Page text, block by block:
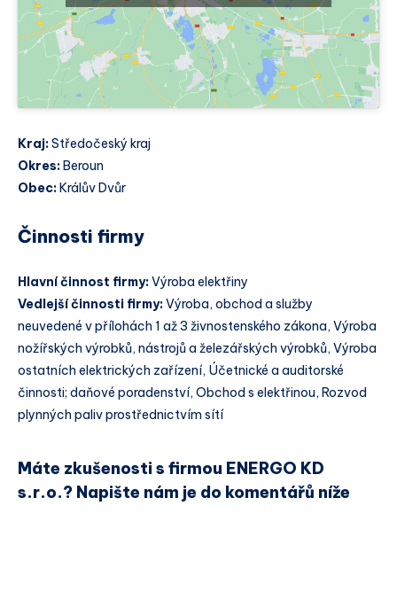
Kraj:Středočeský kraj
Okres: Beroun
Obec: Králův Dvůr
Činnosti firmy
Hlavní činnost firmy:Výroba elektřiny
Vedlejší činnosti firmy:Výroba, obchod a služby
neuvedené v přílohách 1 až 3 živnostenského zákona, Výroba
nožířských výrobků, nástrojů a železářských výrobků, Výroba
ostatních elektrických zařízení, Účetnické a auditorské
činnosti; daňové poradenství, Obchod s elektřinou, Rozvod
plynných paliv prostřednictvím sítí
Máte zkušenosti s firmou ENERGO KD
s.r.o.? Napište nám je do komentářů níže